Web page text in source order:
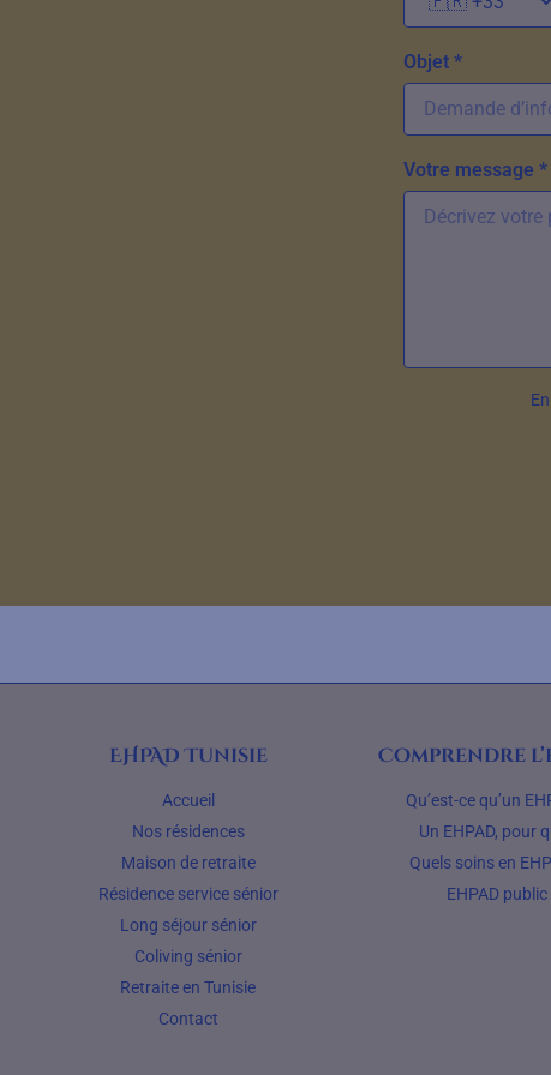
Objet *
Votre message *
EHPAD Tunisie
Accueil
Nos résidences
Maison de retraite
Résidence service sénior
Long séjour sénior
Coliving sénior
Retraite en Tunisie
Contact
Comprendre
Qu’est-ce qu’un
Un EHPAD, pour
Quels soins en
EHPAD public